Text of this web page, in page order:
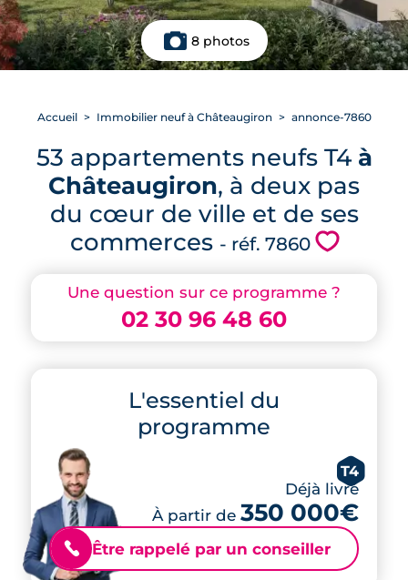
8 photos
Une question sur ce programme ?
02 30 96 48 60
L'essentiel du
programme
T4
Déjà livré
À partir de 350 000€
📞 Être rappelé par un conseiller
Accueil Immobilier neuf à Châteaugiron annonce-7860
53 appartements neufs T4 à
Châteaugiron, à deux pas
du cœur de ville et de ses
commerces - réf. 7860 💗